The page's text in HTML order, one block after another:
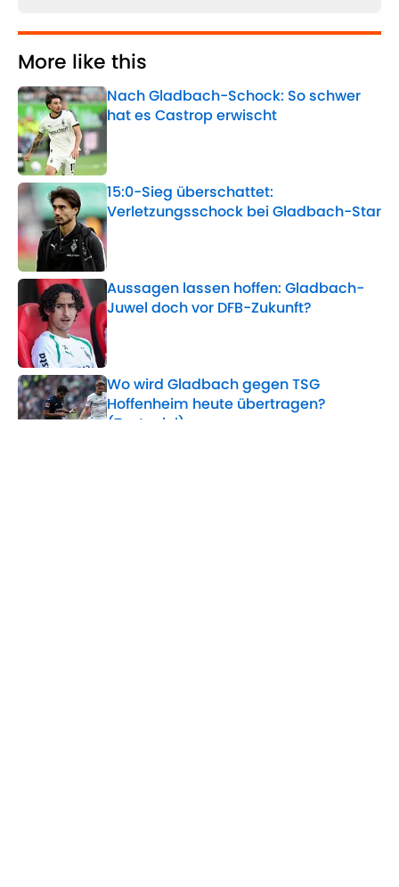
More like this
Nach Gladbach-Schock: So schwer
hat es Castrop erwischt
15:0-Sieg überschattet:
Verletzungsschock bei Gladbach-Star
Published by on Invalid Date
Aussagen lassen hoffen: Gladbach-
Juwel doch vor DFB-Zukunft?
Published by on Invalid Date
Wo wird Gladbach gegen TSG
Hoffenheim heute übertragen?
(Testspiel)